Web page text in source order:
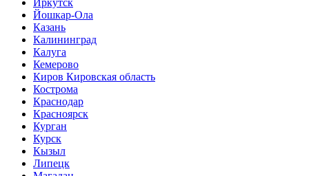
Иркутск
Йошкар-Ола
Казань
Калининград
Калуга
Кемерово
Киров Кировская область
Кострома
Краснодар
Красноярск
Курган
Курск
Кызыл
Липецк